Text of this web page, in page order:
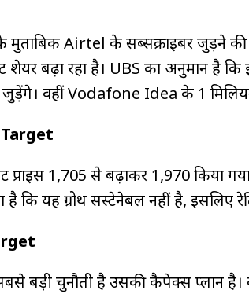
Airtel के सब्सक्राइबर जुड़ने की
शेयर बढ़ा रहा है। UBS का अनुमान है
जुड़ेंगे। वहीं Vodafone Idea के 1
₹1,705 से बढ़ाकर ₹1,970 किया
कि यह ग्रोथ सस्टेनेबल नहीं है, इसलिए
बड़ी चुनौती है उसकी कैपेक्स प्लान